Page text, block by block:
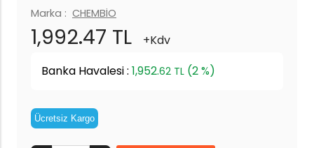
Marka : CHEMBİO
1,992.47 TL
+Kdv
Banka Havalesi : 1,952.62 TL (2 %)
Ücretsiz Kargo